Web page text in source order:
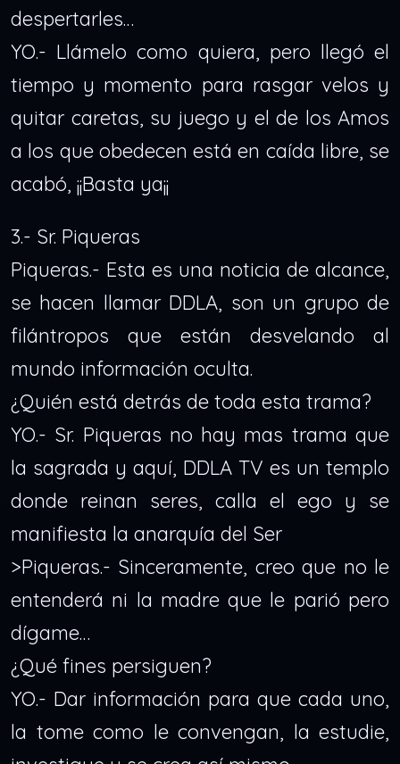
despertarles…
YO.- Llámelo como quiera, pero llegó el
tiempo y momento para rasgar velos y
quitar caretas, su juego y el de los Amos
a los que obedecen está en caída libre, se
acabó, ¡¡Basta ya¡¡
3.- Sr. Piqueras
Piqueras.- Esta es una noticia de alcance,
se hacen llamar DDLA, son un grupo de
filántropos que están desvelando al
mundo información oculta.
¿Quién está detrás de toda esta trama?
YO.- Sr. Piqueras no hay mas trama que
la sagrada y aquí, DDLA TV es un templo
donde reinan seres, calla el ego y se
manifiesta la anarquía del Ser
>Piqueras.- Sinceramente, creo que no le
entenderá ni la madre que le parió pero
dígame…
¿Qué fines persiguen?
YO.- Dar información para que cada uno,
la tome como le convengan, la estudie,